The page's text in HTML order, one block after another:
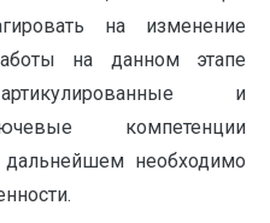
на изменение
на данном этапе
и
компетенции
необходимо